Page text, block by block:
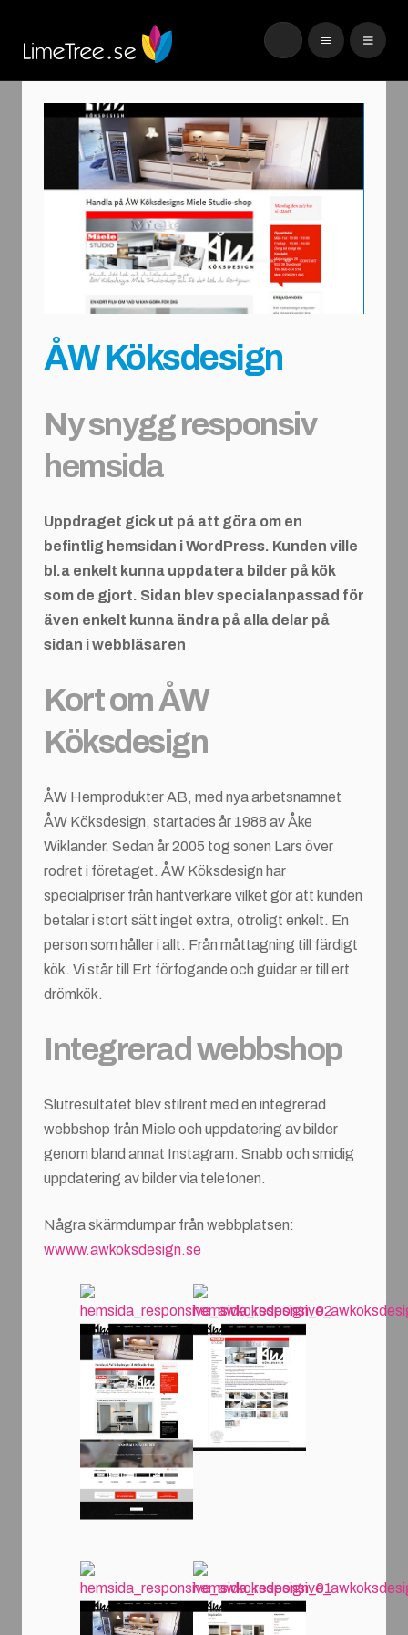
ÅW Köksdesign
Ny snygg responsiv
hemsida
Uppdraget gick ut på att göra om en
befintlig hemsidan i WordPress. Kunden ville
bl.a enkelt kunna uppdatera bilder på kök
som de gjort. Sidan blev specialanpassad för
även enkelt kunna ändra på alla delar på
sidan i webbläsaren
Kort om ÅW
Köksdesign
ÅW Hemprodukter AB, med nya arbetsnamnet
ÅW Köksdesign, startades år 1988 av Åke
Wiklander. Sedan år 2005 tog sonen Lars över
rodret i företaget. ÅW Köksdesign har
specialpriser från hantverkare vilket gör att kunden
betalar i stort sätt inget extra, otroligt enkelt. En
person som håller i allt. Från måttagning till färdigt
kök. Vi står till Ert förfogande och guidar er till ert
drömkök.
Integrerad webbshop
Slutresultatet blev stilrent med en integrerad
webbshop från Miele och uppdatering av bilder
genom bland annat Instagram. Snabb och smidig
uppdatering av bilder via telefonen.
Några skärmdumpar från webbplatsen:
wwww.awkoksdesign.se